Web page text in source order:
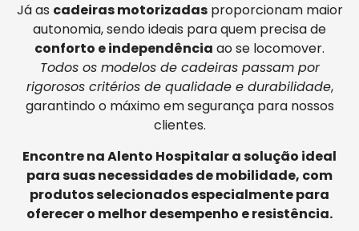
Já as cadeiras motorizadasproporcionam maior
autonomia, sendo ideais para quem precisa de
conforto e independência ao se locomover.
Todos os modelos de cadeiras passam por
rigorosos critérios de qualidade e durabilidade,
garantindo o máximo em segurança para nossos
clientes.
Encontre na Alento Hospitalar a solução ideal
para suas necessidades de mobilidade, com
produtos selecionados especialmente para
oferecer o melhor desempenho e resistência.